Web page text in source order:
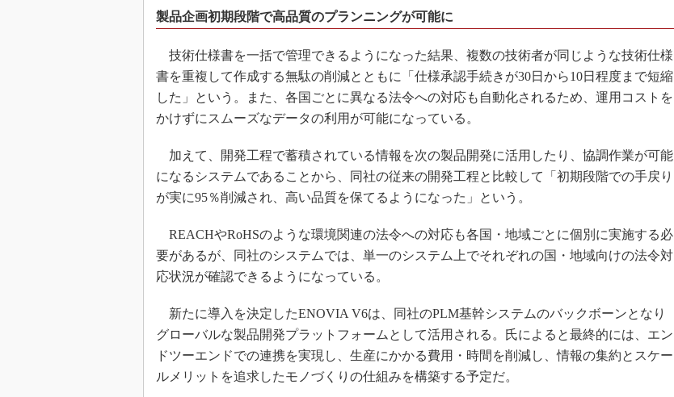
製品企画初期段階で高品質のプランニングが可能に
技術仕様書を一括で管理できるようになった結果、複数の技術者が同じような技術仕様
書を重複して作成する無駄の削減とともに「仕様承認手続きが30日から10日程度まで短縮
した」という。また、各国ごとに異なる法令への対応も自動化されるため、運用コストを
かけずにスムーズなデータの利用が可能になっている。
加えて、開発工程で蓄積されている情報を次の製品開発に活用したり、協調作業が可能
になるシステムであることから、同社の従来の開発工程と比較して「初期段階での手戻り
が実に95％削減され、高い品質を保てるようになった」という。
REACHやRoHSのような環境関連の法令への対応も各国・地域ごとに個別に実施する必
要があるが、同社のシステムでは、単一のシステム上でそれぞれの国・地域向けの法令対
応状況が確認できるようになっている。
新たに導入を決定したENOVIA V6は、同社のPLM基幹システムのバックボーンとなり
グローバルな製品開発プラットフォームとして活用される。氏によると最終的には、エン
ドツーエンドでの連携を実現し、生産にかかる費用・時間を削減し、情報の集約とスケー
ルメリットを追求したモノづくりの仕組みを構築する予定だ。